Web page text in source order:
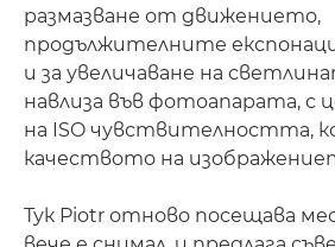
размазване от движението,
продължителните
и за увеличаване на
навлиза във фотоапарата, с
на ISO чувствителността,
качеството на
Тук Piotr отново посещава